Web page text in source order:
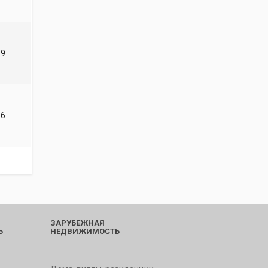
9
6
ЗАРУБЕЖНАЯ
НЕДВИЖИМОСТЬ